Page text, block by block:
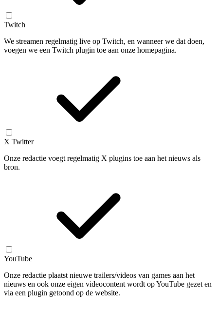
Twitch
We streamen regelmatig live op Twitch, en wanneer we dat doen,
voegen we een Twitch plugin toe aan onze homepagina.
X Twitter
Onze redactie voegt regelmatig X plugins toe aan het nieuws als
bron.
YouTube
Onze redactie plaatst nieuwe trailers/videos van games aan het
nieuws en ook onze eigen videocontent wordt op YouTube gezet en
via een plugin getoond op de website.